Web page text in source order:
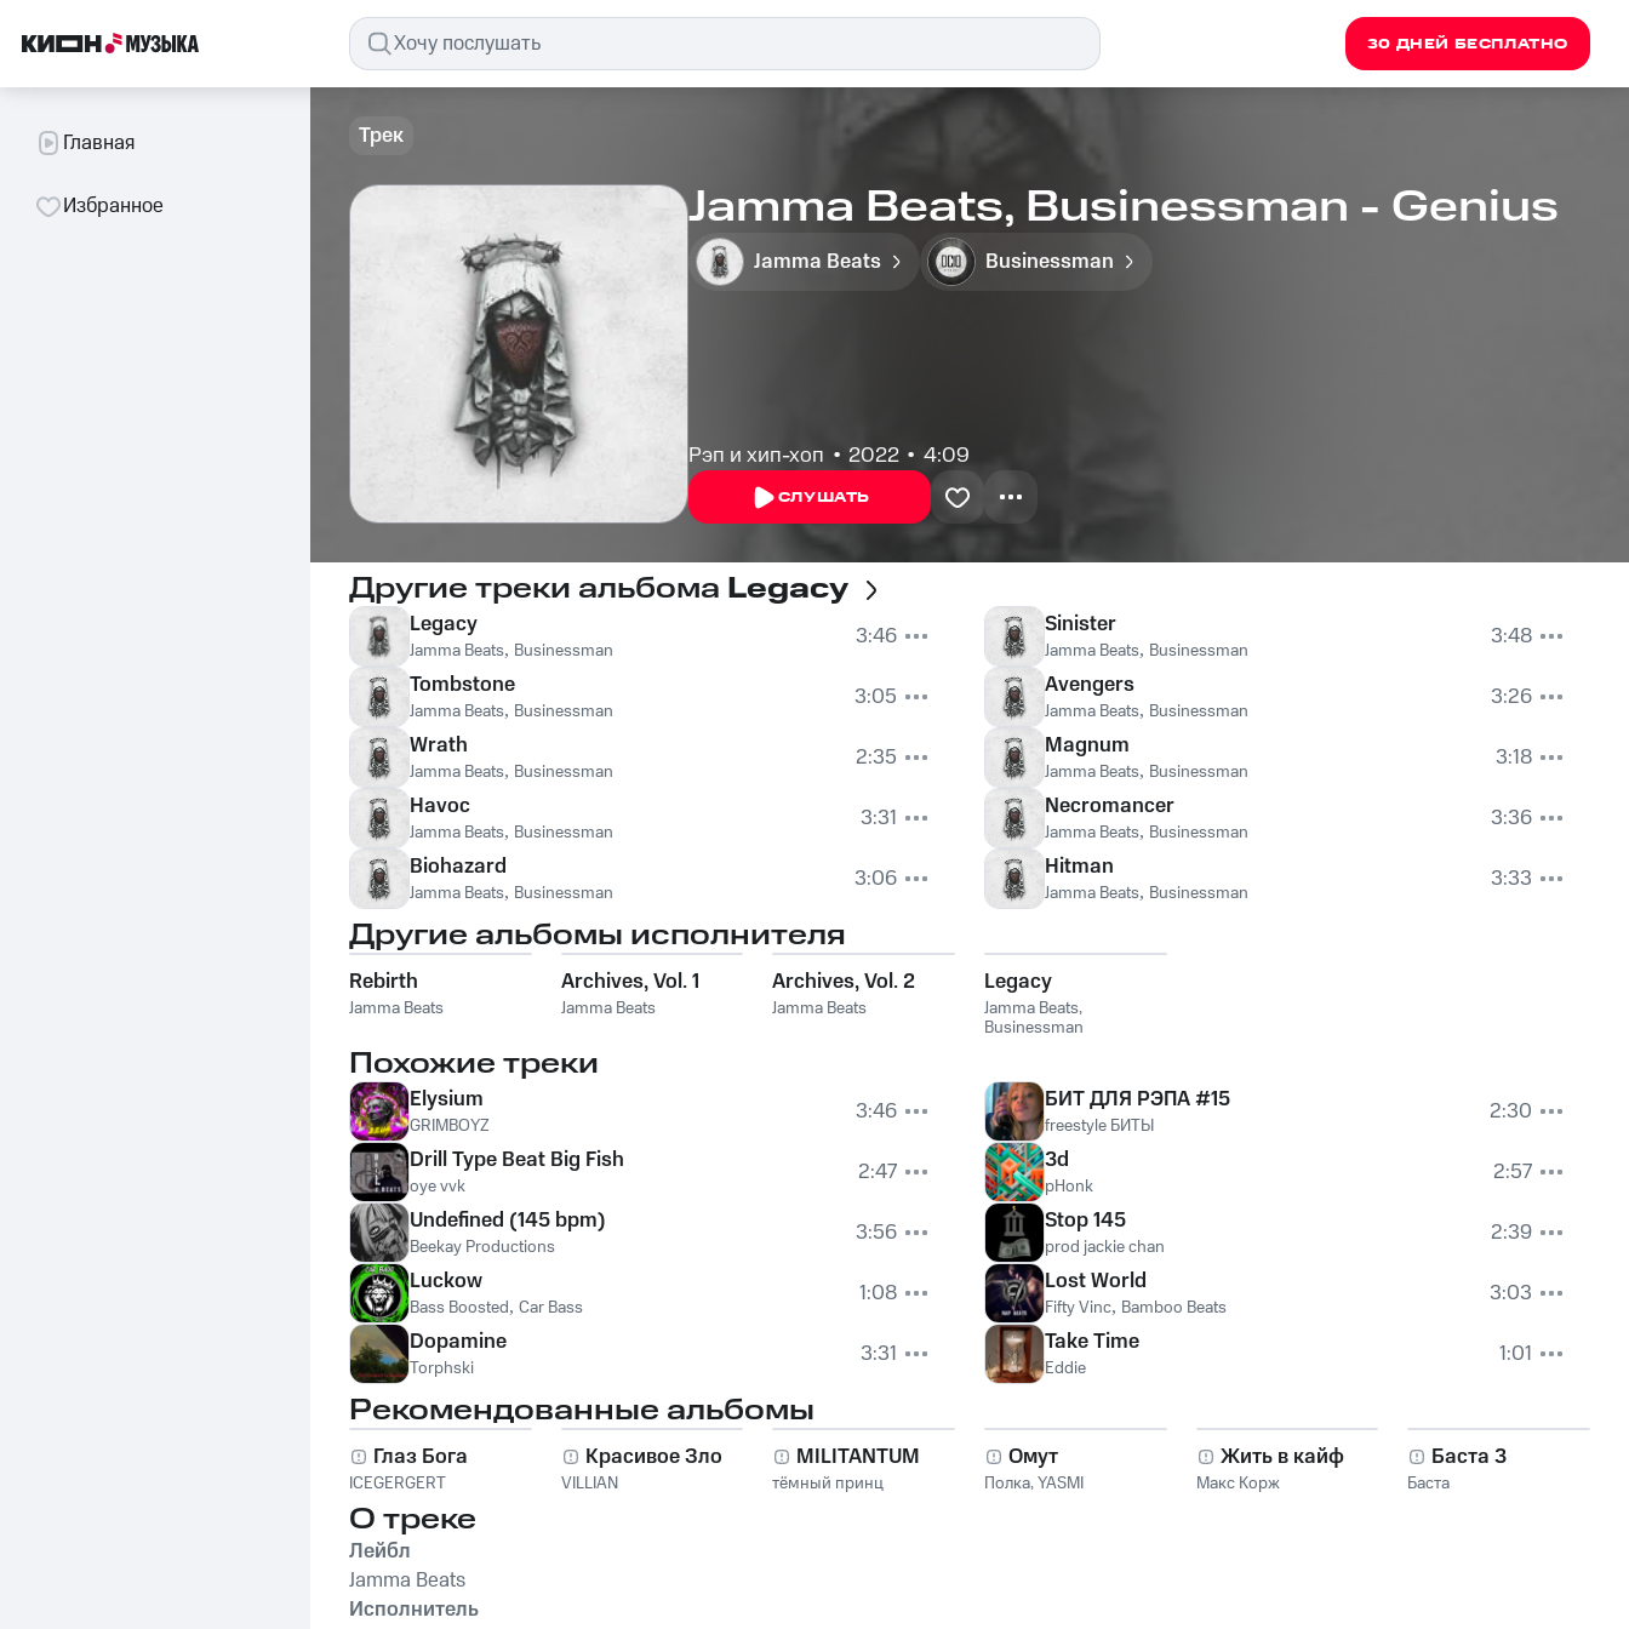
30 ДНЕЙ БЕСПЛАТНО
Главная
Избранное
Трек
Jamma Beats, Businessman - Genius
Jamma Beats Businessman
Рэп и хип-хоп 2022 4:09
СЛУШАТЬ
Другие треки альбома Legacy
Legacy
Jamma Beats, Businessman
3:46
Tombstone
Jamma Beats, Businessman
3:05
Wrath
Jamma Beats, Businessman
2:35
Havoc
Jamma Beats, Businessman
3:31
Biohazard
Jamma Beats, Businessman 3:06
Sinister
Jamma Beats, Businessman
3:48
Avengers
Jamma Beats, Businessman
3:26
Magnum
Jamma Beats, Businessman
3:18
Necromancer
Jamma Beats, Businessman
3:36
Hitman
Jamma Beats, Businessman 3:33
Другие альбомы исполнителя
Rebirth
Jamma Beats
Archives, Vol. 1
Jamma Beats
Archives, Vol. 2
Jamma Beats
Legacy
Jamma Beats,
Businessman
Похожие треки
Elysium
GRIMBOYZ
3:46
Drill Type Beat Big Fish
oye vvk
2:47
Undefined (145 bpm)
Beekay Productions
3:56
Luckow
Bass Boosted, Car Bass
1:08
Dopamine
Torphski 3:31
БИТ ДЛЯ РЭПА #15
freestyle БИТЫ
2:30
3d
pHonk
2:57
Stop 145
prod jackie chan
2:39
Lost World
Fifty Vinc, Bamboo Beats
3:03
Take Time
Eddie 1:01
Рекомендованные альбомы
Глаз Бога
ICEGERGERT
Красивое Зло
VILLIAN
MILITANTUM
тёмный принц
Омут
Полка,YASMI
Жить в кайф
Макс Корж
Баста 3
Баста
О треке
Лейбл
Jamma Beats
Исполнитель